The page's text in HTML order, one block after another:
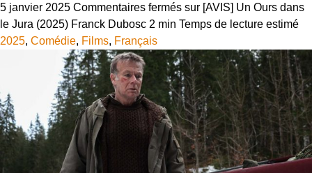
5 janvier 2025 Commentaires fermés sur [AVIS] Un Ours dans
le Jura (2025) Franck Dubosc 2 min Temps de lecture estimé
2025, Comédie, Films, Français